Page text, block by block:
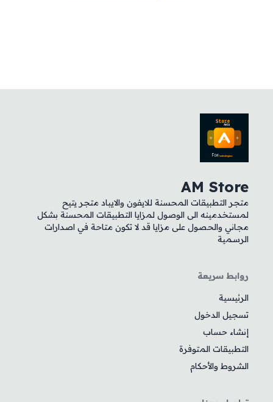
AM Store
متجر التطبيقات المحسنة للايفون والايباد متجر يتيح
لمستخدمينه الى الوصول لمزايا التطبيقات المحسنة بشكل
مجاني والحصول على مزايا قد لا تكون متاحة في اصدارات
الرسمية
روابط سريعة
الرئيسية
تسجيل الدخول
إنشاء حساب
التطبيقات المتوفرة
الشروط والأحكام